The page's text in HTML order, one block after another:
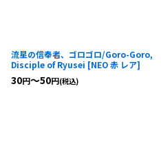
流星の信奉者、ゴロゴロ/Goro-Goro,
Disciple of Ryusei [NEO 赤 レア]
30円～50円(税込)